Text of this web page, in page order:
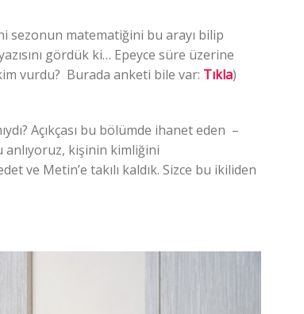
sezonun matematiğini bu arayı bilip
gördük ki… Epeyce süre üzerine
vurdu? Burada anketi bile var: Tıkla)
Açıkçası bu bölümde ihanet eden –
anlıyoruz, kişinin kimliğini
ve Metin’e takılı kaldık. Sizce bu ikiliden